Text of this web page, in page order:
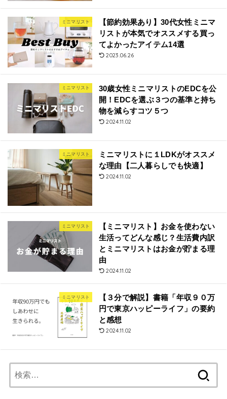
ミニマリスト
【節約効果あり】30代女性ミニマ
リストが本気でオススメする買っ
てよかったアイテム14選
2023.06.26
ミニマリスト
30歳女性ミニマリストのEDCを公
開！EDCを選ぶ３つの基準と持ち
物を減らすコツ５つ
2024.11.02
ミニマリスト
ミニマリストに１LDKがオススメ
な理由【二人暮らしでも快適】
2024.11.02
ミニマリスト
【ミニマリスト】お金を使わない
生活ってどんな感じ？生活費内訳
とミニマリストはお金が貯まる理
由
2024.11.02
ミニマリスト
【３分で解説】書籍「年収９０万
円で東京ハッピーライフ」の要約
と感想
2024.11.02
索: